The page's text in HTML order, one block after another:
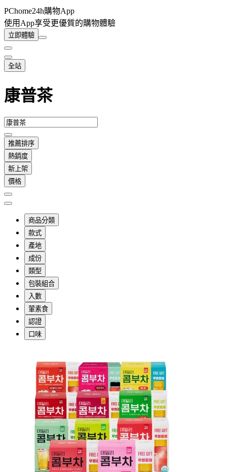
PChome24h購物App
使用App享受更優質的購物體驗
立即體驗
全站
康普茶
推薦排序
熱銷度
新上架
價格
商品分類
款式
產地
成份
類型
包裝組合
入數
葷素食
認證
口味